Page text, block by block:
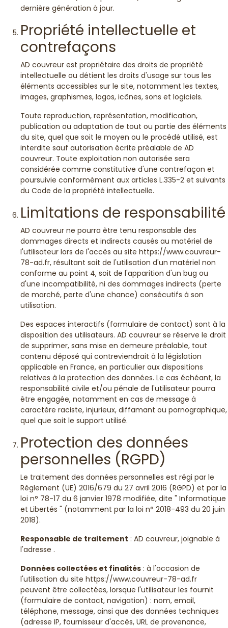
dernière génération à jour.
Propriété intellectuelle et
contrefaçons
AD couvreur est propriétaire des droits de propriété
intellectuelle ou détient les droits d'usage sur tous les
éléments accessibles sur le site, notamment les textes,
images, graphismes, logos, icônes, sons et logiciels.
Toute reproduction, représentation, modification,
publication ou adaptation de tout ou partie des éléments
du site, quel que soit le moyen ou le procédé utilisé, est
interdite sauf autorisation écrite préalable de AD
couvreur. Toute exploitation non autorisée sera
considérée comme constitutive d'une contrefaçon et
poursuivie conformément aux articles L.335-2 et suivants
du Code de la propriété intellectuelle.
Limitations de responsabilité
AD couvreur ne pourra être tenu responsable des
dommages directs et indirects causés au matériel de
l'utilisateur lors de l'accès au site https://www.couvreur-
78-ad.fr, résultant soit de l'utilisation d'un matériel non
conforme au point 4, soit de l'apparition d'un bug ou
d'une incompatibilité, ni des dommages indirects (perte
de marché, perte d'une chance) consécutifs à son
utilisation.
Des espaces interactifs (formulaire de contact) sont à la
disposition des utilisateurs. AD couvreur se réserve le droit
de supprimer, sans mise en demeure préalable, tout
contenu déposé qui contreviendrait à la législation
applicable en France, en particulier aux dispositions
relatives à la protection des données. Le cas échéant, la
responsabilité civile et/ou pénale de l'utilisateur pourra
être engagée, notamment en cas de message à
caractère raciste, injurieux, diffamant ou pornographique,
quel que soit le support utilisé.
Protection des données
personnelles (RGPD)
Le traitement des données personnelles est régi par le
Règlement (UE) 2016/679 du 27 avril 2016 (RGPD) et par la
loi n° 78-17 du 6 janvier 1978 modifiée, dite " Informatique
et Libertés " (notamment par la loi n° 2018-493 du 20 juin
2018).
Responsable de traitement : AD couvreur, joignable à
l'adresse .
Données collectées et finalités : à l'occasion de
l'utilisation du site https://www.couvreur-78-ad.fr
peuvent être collectées, lorsque l'utilisateur les fournit
(formulaire de contact, navigation) : nom, email,
téléphone, message, ainsi que des données techniques
(adresse IP, fournisseur d'accès, URL de provenance,